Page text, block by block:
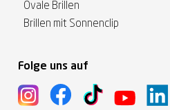
Ovale Brillen
Brillen mit Sonnenclip
Folge uns auf